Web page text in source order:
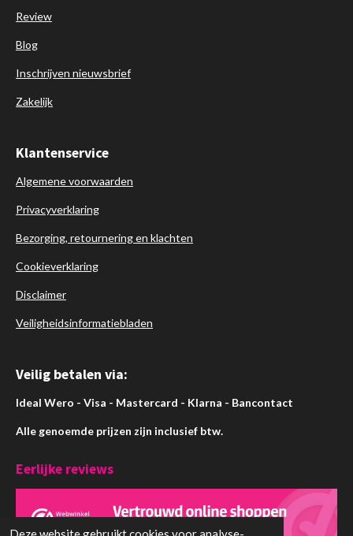
Review
Blog
Inschrijven nieuwsbrief
Zakelijk
Klantenservice
Algemene voorwaarden
Privacyverklaring
Bezorging, retournering en klachten
Cookieverklaring
Disclaimer
Veiligheidsinformatiebladen
Veilig betalen via:
Ideal Wero - Visa - Mastercard - Klarna - Bancontact
Alle genoemde prijzen zijn inclusief btw.
Eerlijke reviews